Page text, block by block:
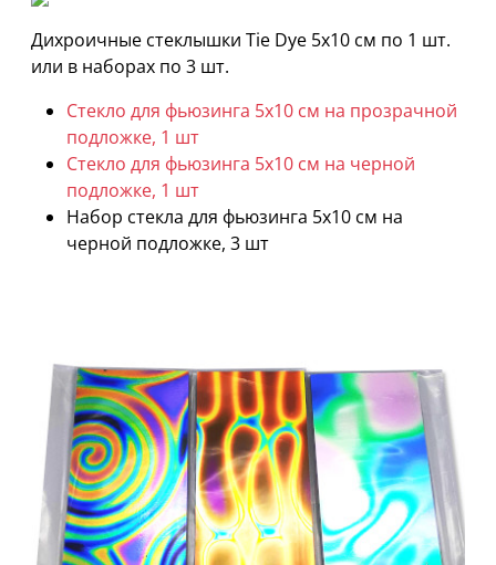
Дихроичные стеклышки Tie Dye 5х10 см по 1 шт.
или в наборах по 3 шт.
Стекло для фьюзинга 5х10 см на прозрачной
подложке, 1 шт
Стекло для фьюзинга 5х10 см на черной
подложке, 1 шт
Набор стекла для фьюзинга 5х10 см на
черной подложке, 3 шт